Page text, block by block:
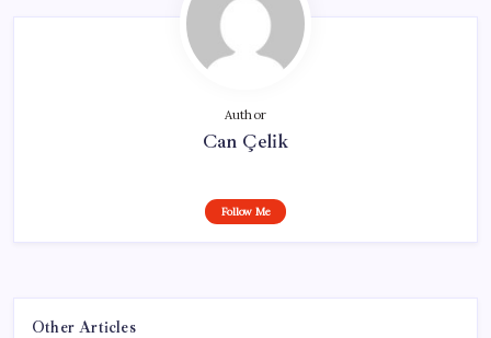
Author
Can Çelik
Follow Me
Other Articles